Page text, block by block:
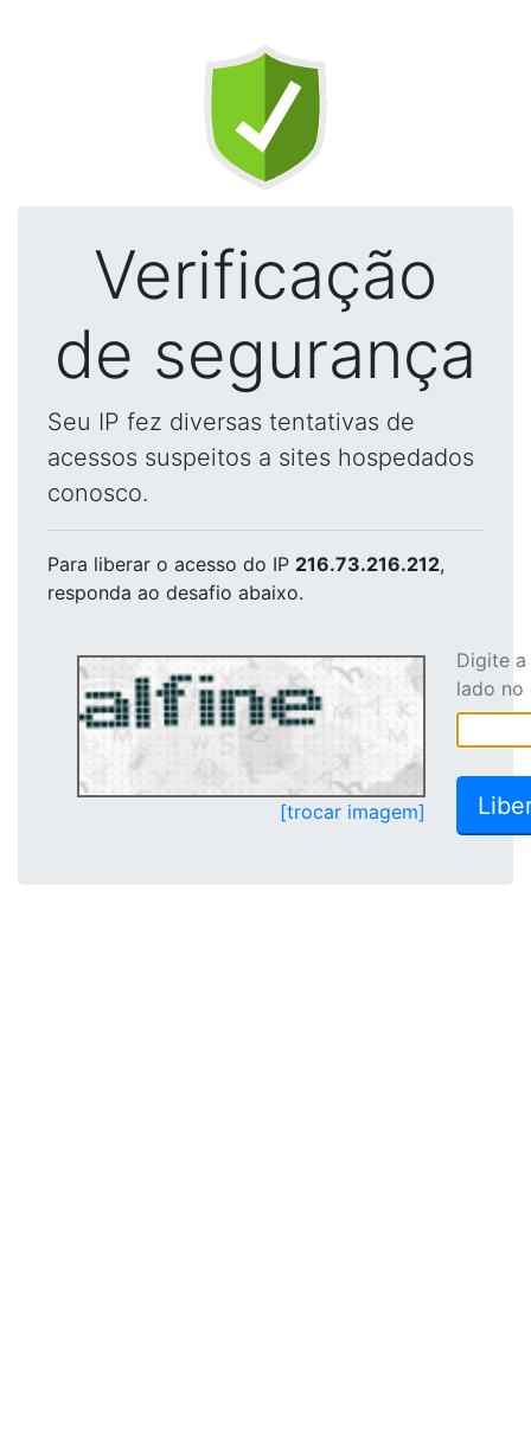
Verificação
de segurança
Seu IP fez diversas tentativas de
acessos suspeitos a sites hospedados
conosco.
Para liberar o acesso do IP 216.73.216.212,
responda ao desafio abaixo.
[trocar imagem]
Digite
lado no